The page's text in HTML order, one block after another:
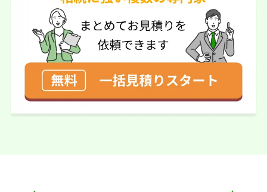
依頼内容 相続放棄 依頼金額 10万円
ご利用時期 2026/04/26
依頼に至った経緯
メールのやり取りから実際に面会するまで とても親切丁
寧に応対していただきました。
実際に依頼した感想
とても優しく、話しやすい先生で、分からないことだらけ